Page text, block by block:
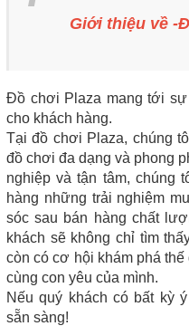
Giới thiệu về -
Đồ chơi Plaza mang tới
cho khách hàng.
Tại đồ chơi Plaza, chúng
đồ chơi đa dạng và phong
nghiệp và tận tâm, chúng
hàng những trải nghiệm
sóc sau bán hàng chất
khách sẽ không chỉ tìm
còn có cơ hội khám phá
cùng con yêu của mình.
Nếu quý khách có bất kỳ
sẵn sàng!